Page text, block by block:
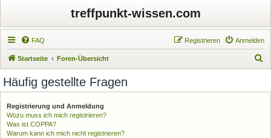
treffpunkt-wissen.com
FAQ Anmelden
Registrieren
Startseite Foren-Übersicht
Häufig gestellte Fragen
Registrierung und Anmeldung
Wozu muss ich mich registrieren?
Was ist COPPA?
Warum kann ich mich nicht registrieren?